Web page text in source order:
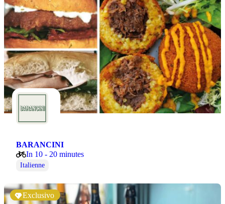
BARANCINI
In 10 - 20 minutes
Italienne
Exclusivo